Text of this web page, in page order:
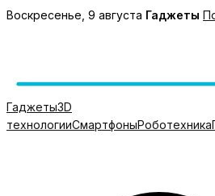
Перейти
Воскресенье, 9 августа Гаджеты
Гаджеты3D
технологииСмартфоныРоботехника